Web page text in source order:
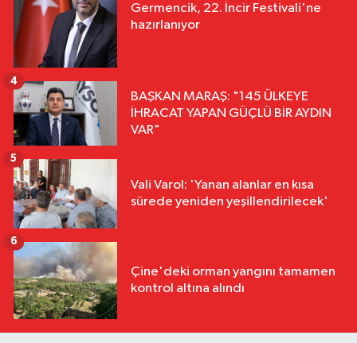
Germencik, 22. İncir Festivali'ne
hazırlanıyor
BAŞKAN MARAŞ: "145 ÜLKEYE
İHRACAT YAPAN GÜÇLÜ BİR AYDIN
VAR"
4
Vali Varol: 'Yanan alanlar en kısa
sürede yeniden yeşillendirilecek'
5
Çine'deki orman yangını tamamen
kontrol altına alındı
6